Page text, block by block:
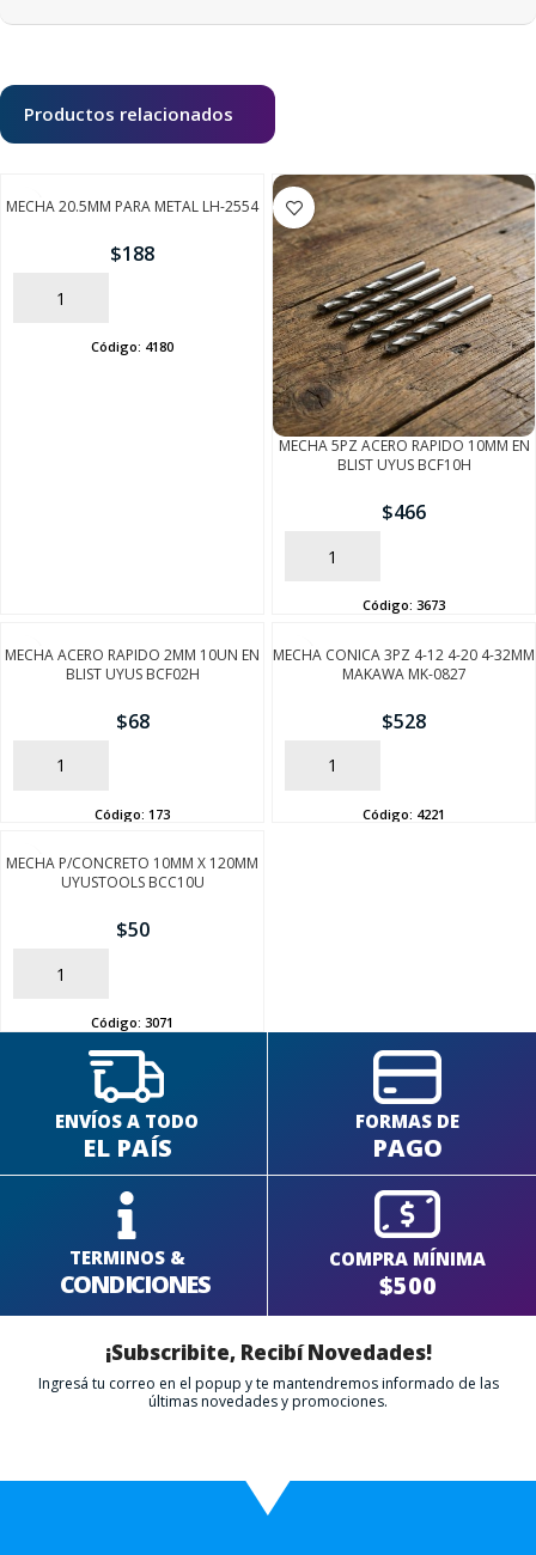
Productos relacionados
MECHA 20.5MM PARA METAL LH-2554
$188
AÑADIR
Código: 4180
MECHA 5PZ ACERO RAPIDO 10MM EN
BLIST UYUS BCF10H
$466
AÑADIR
Código: 3673
MECHA ACERO RAPIDO 2MM 10UN EN
BLIST UYUS BCF02H
$68
AÑADIR
Código: 173
MECHA CONICA 3PZ 4-12 4-20 4-32MM
MAKAWA MK-0827
$528
AÑADIR
Código: 4221
MECHA P/CONCRETO 10MM X 120MM
UYUSTOOLS BCC10U
$50
AÑADIR
Código: 3071
ENVÍOS A TODO
EL PAÍS
FORMAS DE
PAGO
TERMINOS &
CONDICIONES
COMPRA MÍNIMA
$500
¡Subscribite, Recibí Novedades!
Ingresá tu correo en el popup y te mantendremos informado de las
últimas novedades y promociones.
SEGUÍ COMPRANDO